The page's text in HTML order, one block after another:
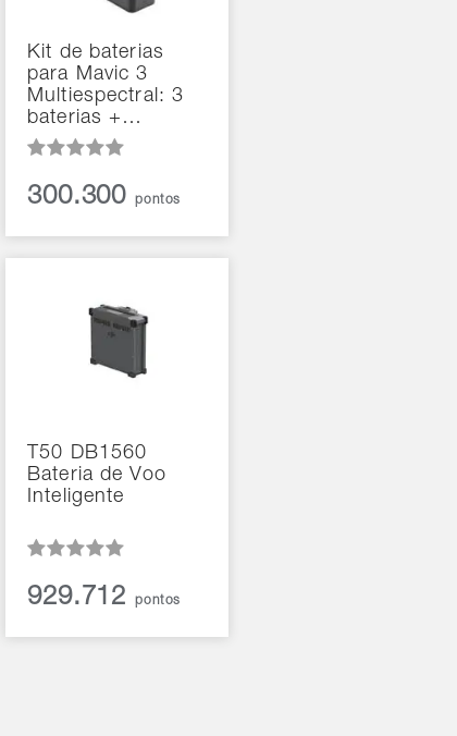
Kit de baterias
para Mavic 3
Multiespectral: 3
baterias +…
300.300 pontos
T50 DB1560
Bateria de Voo
Inteligente
929.712 pontos